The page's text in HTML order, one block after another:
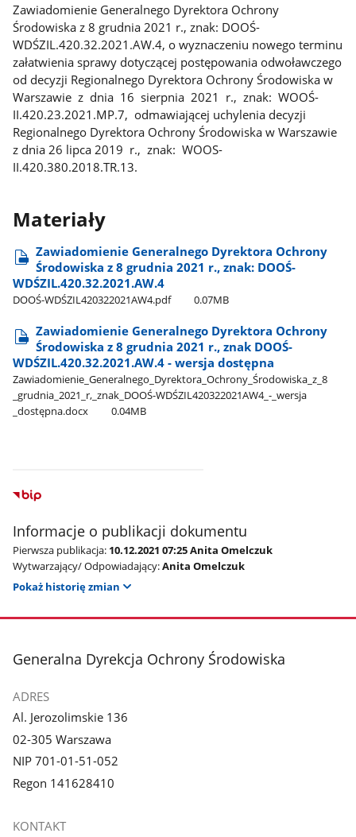
Zawiadomienie Generalnego Dyrektora Ochrony
Środowiska z 8 grudnia 2021 r., znak: DOOŚ-
WDŚZIL.420.32.2021.AW.4, o wyznaczeniu nowego terminu
załatwienia sprawy dotyczącej postępowania odwoławczego
od decyzji Regionalnego Dyrektora Ochrony Środowiska w
Warszawie z dnia 16 sierpnia 2021 r., znak: WOOŚ-
II.420.23.2021.MP.7, odmawiającej uchylenia decyzji
Regionalnego Dyrektora Ochrony Środowiska w Warszawie
z dnia 26 lipca 2019 r., znak: WOOS-
II.420.380.2018.TR.13.
Materiały
Zawiadomienie Generalnego Dyrektora Ochrony
Środowiska z 8 grudnia 2021 r., znak: DOOŚ-
WDŚZIL.420.32.2021.AW.4
DOOŚ-WDŚZIL420322021AW4.pdf 0.07MB
Zawiadomienie Generalnego Dyrektora Ochrony
Środowiska z 8 grudnia 2021 r., znak DOOŚ-
WDŚZIL.420.32.2021.AW.4 - wersja dostępna
Zawiadomienie​_Generalnego​_Dyrektora​_Ochrony​_Środowiska​_z​_8​
_grudnia​_2021​_r,​_znak​_DOOŚ-WDŚZIL420322021AW4​_-​_wersja​
_dostępna.docx
0.04MB
Informacje o publikacji dokumentu
Pierwsza publikacja: 10.12.2021 07:25 Anita Omelczuk
Wytwarzający/ Odpowiadający:Anita Omelczuk
Pokaż historię zmian
stopka
Generalna Dyrekcja Ochrony Środowiska
ADRES
Al. Jerozolimskie 136
02-305 Warszawa
NIP 701-01-51-052
Regon 141628410
KONTAKT